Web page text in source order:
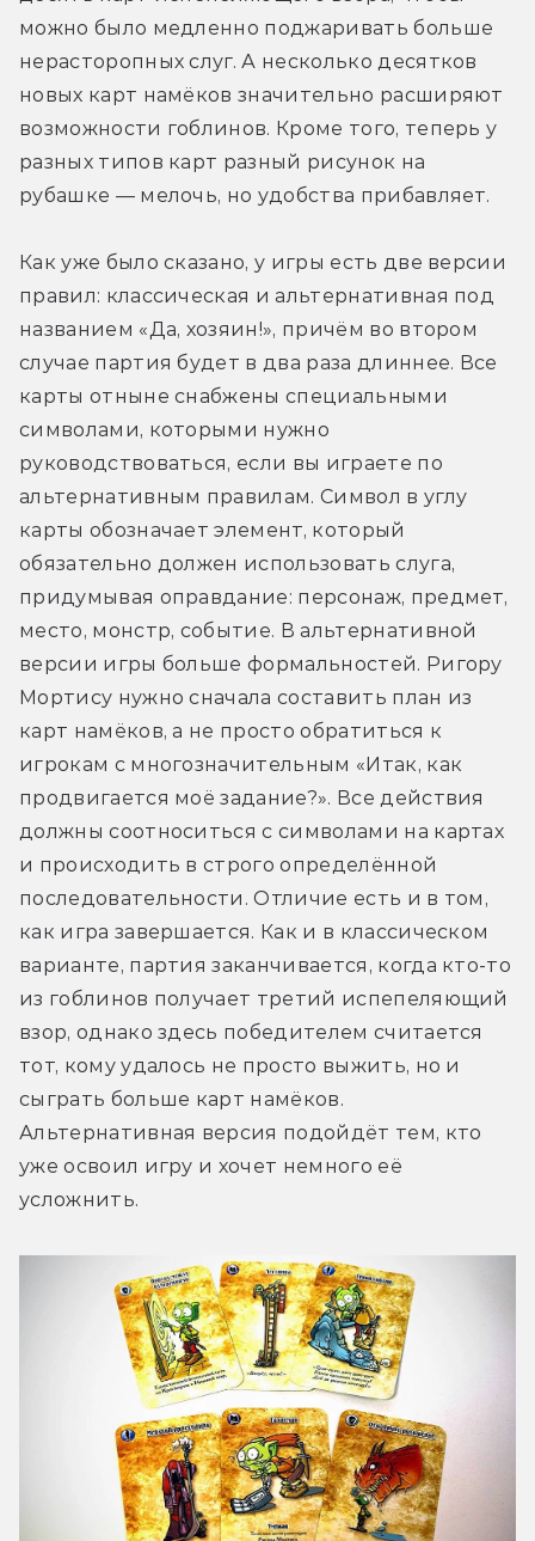
можно было медленно поджаривать больше
нерасторопных слуг. А несколько десятков
новых карт намёков значительно расширяют
возможности гоблинов. Кроме того, теперь у
разных типов карт разный рисунок на
рубашке — мелочь, но удобства прибавляет.
Как уже было сказано, у игры есть две версии
правил: классическая и альтернативная под
названием «Да, хозяин!», причём во втором
случае партия будет в два раза длиннее. Все
карты отныне снабжены специальными
символами, которыми нужно
руководствоваться, если вы играете по
альтернативным правилам. Символ в углу
карты обозначает элемент, который
обязательно должен использовать слуга,
придумывая оправдание: персонаж, предмет,
место, монстр, событие. В альтернативной
версии игры больше формальностей. Ригору
Мортису нужно сначала составить план из
карт намёков, а не просто обратиться к
игрокам с многозначительным «Итак, как
продвигается моё задание?». Все действия
должны соотноситься с символами на картах
и происходить в строго определённой
последовательности. Отличие есть и в том,
как игра завершается. Как и в классическом
варианте, партия заканчивается, когда кто-то
из гоблинов получает третий испепеляющий
взор, однако здесь победителем считается
тот, кому удалось не просто выжить, но и
сыграть больше карт намёков.
Альтернативная версия подойдёт тем, кто
уже освоил игру и хочет немного её
усложнить.